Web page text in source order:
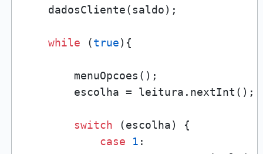
    dadosCliente(saldo);
while (true){
        menuOpcoes();
        escolha = leitura.nextInt();
switch (escolha) {
case
1 :